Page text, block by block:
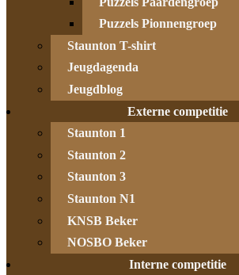
Puzzels Pionnengroep
Staunton T-shirt
Jeugdagenda
Jeugdblog
Externe competitie
Staunton 1
Staunton 2
Staunton 3
Staunton N1
KNSB Beker
NOSBO Beker
Interne competitie